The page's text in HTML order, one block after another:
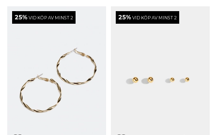
25%VID KÖP AV MINST 2 25%VID KÖP AV MINST 2